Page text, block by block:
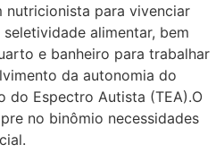
nutricionista para vivenciar
alimentar, bem
e banheiro para trabalhar
da autonomia do
do Espectro Autista (TEA).O
no binômio necessidades